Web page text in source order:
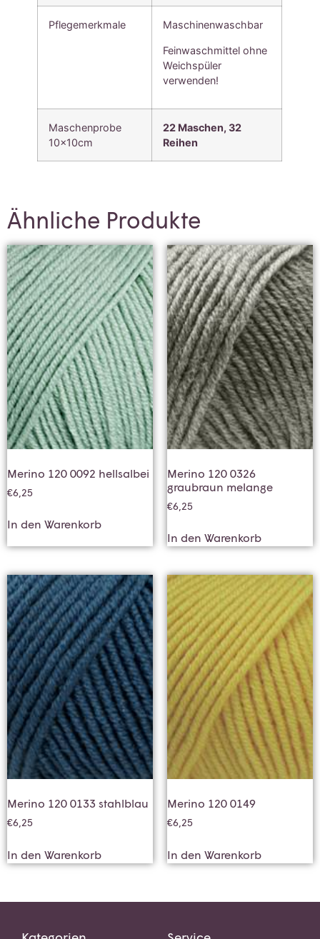
Pflegemerkmale Maschinenwaschbar
Feinwaschmittel ohne
Weichspüler
verwenden!
Maschenprobe
10x10cm
22 Maschen,32
Reihen
Ähnliche Produkte
Merino 120 0092 hellsalbei
€6,25
In den Warenkorb
Merino 120 0326
graubraun melange
€6,25
In den Warenkorb
Merino 120 0133 stahlblau
€6,25
In den Warenkorb
Merino 120 0149
€6,25
In den Warenkorb